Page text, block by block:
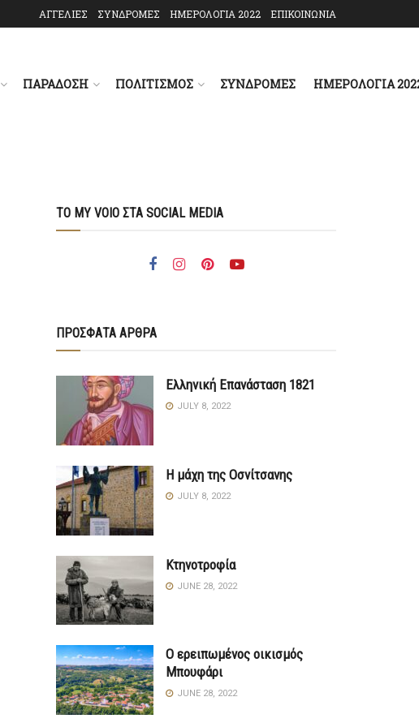
ΑΓΓΕΛΙΕΣ ΣΥΝΔΡΟΜΕΣ ΗΜΕΡΟΛΟΓΙΑ 2022 ΕΠΙΚΟΙΝΩΝΙΑ
ΠΑΡΑΔΟΣΗ ΠΟΛΙΤΙΣΜΟΣ ΣΥΝΔΡΟΜΕΣ ΗΜΕΡΟΛΟΓΙΑ
ΤΟ MY VOIO ΣΤΑ SOCIAL MEDIA
ΠΡΟΣΦΑΤΑ ΑΡΘΡΑ
Ελληνική Επανάσταση 1821
JULY 8, 2022
Η μάχη της Οσνίτσανης
JULY 8, 2022
Κτηνοτροφία
JUNE 28, 2022
Ο ερειπωμένος οικισμός
Μπουφάρι
JUNE 28, 2022